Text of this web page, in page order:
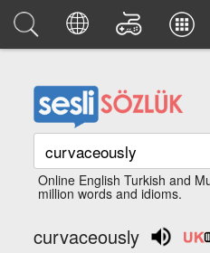
Online English Turkish and
million words and idioms.
curvaceously